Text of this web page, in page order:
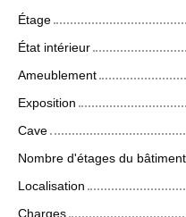
Étage
État intérieur
Ameublement
Exposition
Cave
Nombre d'étages du bâtiment
Localisation
Charges